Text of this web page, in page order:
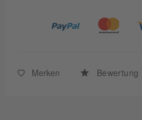
Merken Bewertung